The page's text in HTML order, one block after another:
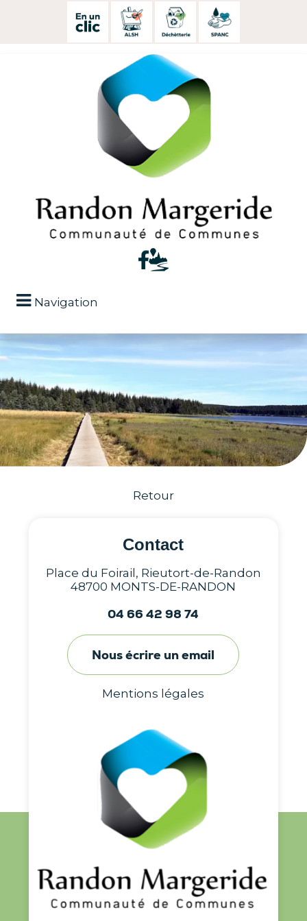
Navigation
Retour
Contact
Place du Foirail, Rieutort-de-Randon
48700 MONTS-DE-RANDON
04 66 42 98 74
Nous écrire un email
Mentions légales